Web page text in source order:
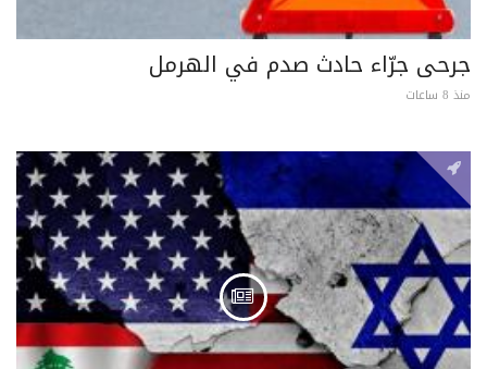
جرحى جرّاء حادث صدم في الهرمل
منذ 8 ساعات